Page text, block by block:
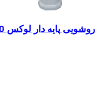
روشویی پایه دار لوکس 60